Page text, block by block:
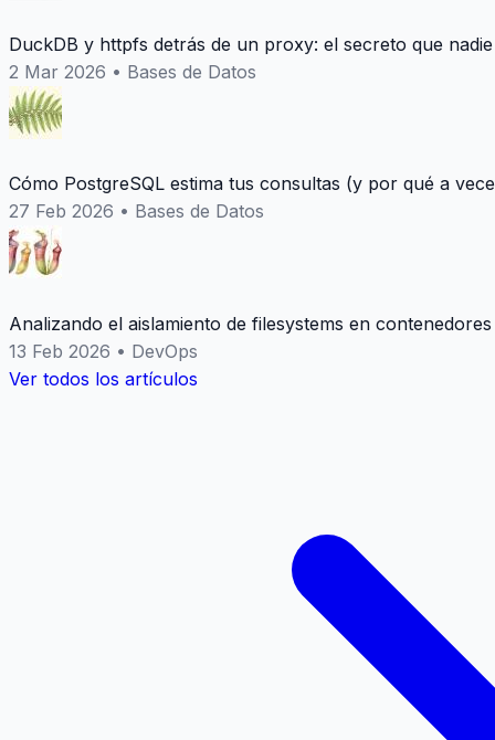
DuckDB y httpfs detrás de un proxy: el secreto que
2 Mar 2026 • Bases de Datos
Cómo PostgreSQL estima tus consultas (y por qué a
27 Feb 2026 • Bases de Datos
Analizando el aislamiento de filesystems en
13 Feb 2026 • DevOps
Ver todos los artículos